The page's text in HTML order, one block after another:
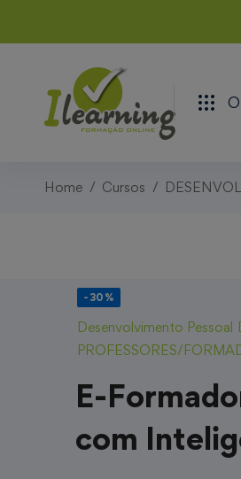
Home Cursos
-30%
Desenvolvimento Pessoal
PROFESSORES/
E-
com